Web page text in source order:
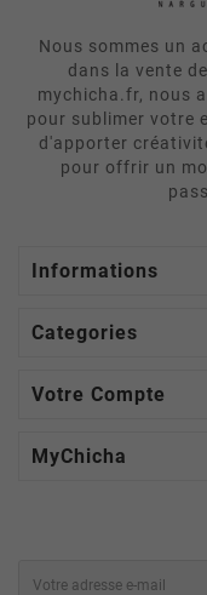
Nous sommes un
dans la vente
mychicha.fr, nous
pour sublimer votre
d'apporter
pour offrir un
Informations
Categories
Votre Compte
MyChicha